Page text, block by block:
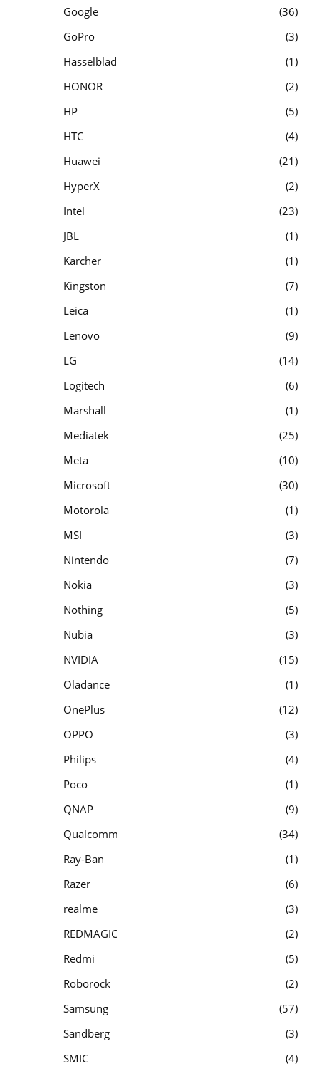
Google
36
GoPro
3
Hasselblad
1
HONOR
2
HP
5
HTC
4
Huawei
21
HyperX
2
Intel
23
JBL
1
Kärcher
1
Kingston
7
Leica
1
Lenovo
9
LG
14
Logitech
6
Marshall
1
Mediatek
25
Meta
10
Microsoft
30
Motorola
1
MSI
3
Nintendo
7
Nokia
3
Nothing
5
Nubia
3
NVIDIA
15
Oladance
1
OnePlus
12
OPPO
3
Philips
4
Poco
1
QNAP
9
Qualcomm
34
Ray-Ban
1
Razer
6
realme
3
REDMAGIC
2
Redmi
5
Roborock
2
Samsung
57
Sandberg
3
SMIC
4